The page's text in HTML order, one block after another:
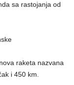
sa rastojanja od
raketa nazvana
i 450 km.